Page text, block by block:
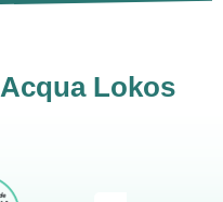
Acqua Lokos